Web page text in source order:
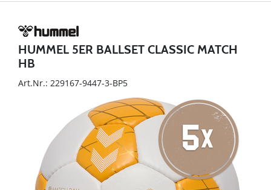
HUMMEL 5ER BALLSET CLASSIC MATCH
HB
Art.Nr.: 229167-9447-3-BP5